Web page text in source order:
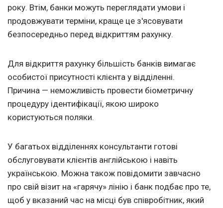
року. Втім, банки можуть переглядати умови і
продовжувати терміни, краще це з'ясовувати
безпосередньо перед відкриттям рахунку.
Для відкриття рахунку більшість банків вимагає
особистої присутності клієнта у відділенні.
Причина — неможливість провести біометричну
процедуру ідентифікації, якою широко
користуються поляки.
У багатьох відділеннях консультанти готові
обслуговувати клієнтів англійською і навіть
українською. Можна також повідомити завчасно
про свій візит на «гарячу» лінію і банк подбає про те,
щоб у вказаний час на місці був співробітник, який